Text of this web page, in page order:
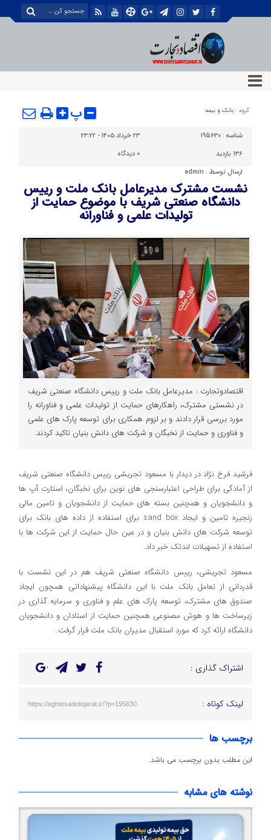
گروه : بانک و بیمه پ
شناسه : 195630
۲۳ خرداد ۱۴۰۵ - ۲۳:۲۲
136 بازدید
0 دیدگاه
ارسال توسط : admin
نشست مشترك مدیرعامل بانك ملت و رییس
دانشگاه صنعتی شریف با موضوع حمایت از
تولیدات علمی و فناورانه
اقتصادوتجارت : مدیرعامل بانک ملت و رییس دانشگاه صنعتی شریف
در نشستی مشترک، راهکارهای حمایت از تولیدات علمی و فناورانه را
مورد بررسی قرار دادند و بر لزوم همکاری برای توسعه پارک های علمی
و فناوری و حمایت از نخبگان و شرکت های دانش بنیان تاکید کردند.
فرشید فرخ نژاد در دیدار با مسعود تجریشی رییس دانشگاه صنعتی شریف
از آمادگی برای طراحی اعتبارسنجی های نوین برای نخبگان، استارت آپ ها
و دانشجویان و همچنین بسته های حمایت از دانشجویان و تامین مالی
زنجیره تامین و ایجاد sand box برای استفاده از داده های بانک برای
توسعه شرکت های دانش بنیان و در عین حال حمایت از این شرکت ها با
استفاده از تسهیلات لندتک خبر داد.
مسعود تجریشی، رییس دانشگاه صنعتی شریف هم در این نشست با
قدردانی از تعامل بانک ملت با این دانشگاه پیشنهاداتی همچون ایجاد
صندوق های مشترک، توسعه پارک های علم و فناوری و سرمایه گذاری در
زیرساخت ها و هوش مصنوعی همچنین حمایت از استادان و دانشجویان
دانشگاه ارائه کرد که مورد استقبال مدیران بانک ملت قرار گرفت.
اشتراک گذاری :
لینک کوتاه : https://eghtesadotejarat.ir/?p=195630
برچسب ها
این مطلب بدون برچسب می باشد.
نوشته های مشابه